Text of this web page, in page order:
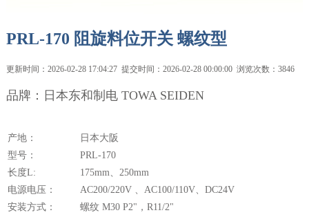
PRL-170 阻旋料位开关 螺纹型
更新时间：2026-02-28 17:04:27 提交时间：2026-02-28 00:00:00 浏览次数：3846
品牌：日本东和制电 TOWA SEIDEN
产地：
日本大阪
型号：
PRL-170
长度L:
175mm、250mm
电源电压：
AC200/220V 、AC100/110V、DC24V
安装方式：
螺纹 M30 P2"，R11/2"